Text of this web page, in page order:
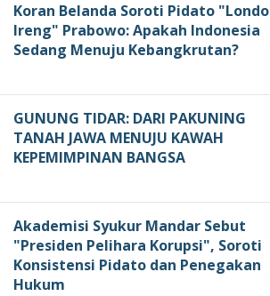
Koran Belanda Soroti Pidato "Londo
Ireng" Prabowo: Apakah Indonesia
Sedang Menuju Kebangkrutan?
GUNUNG TIDAR: DARI PAKUNING
TANAH JAWA MENUJU KAWAH
KEPEMIMPINAN BANGSA
Akademisi Syukur Mandar Sebut
"Presiden Pelihara Korupsi", Soroti
Konsistensi Pidato dan Penegakan
Hukum